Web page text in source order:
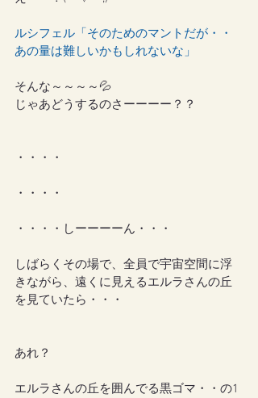
ルシフェル「そのためのマントだが・・
あの量は難しいかもしれないな」
そんな～～～～💦
じゃあどうするのさーーーー？？
・・・・
・・・・
・・・・しーーーーん・・・
しばらくその場で、全員で宇宙空間に浮
きながら、遠くに見えるエルラさんの丘
を見ていたら・・・
あれ？
エルラさんの丘を囲んでる黒ゴマ・・の1